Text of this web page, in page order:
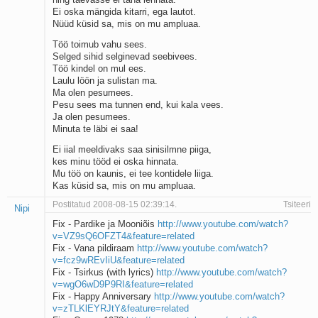
Kaks pihtimust
Ahtumine
Braueri lint
Ei oska mängida kitarri, ega lautot.
Nüüd küsid sa, mis on mu ampluaa.
Töö toimub vahu sees.
Selged sihid selginevad seebivees.
Töö kindel on mul ees.
Laulu löön ja sulistan ma.
Ma olen pesumees.
Pesu sees ma tunnen end, kui kala vees.
Ja olen pesumees.
Minuta te läbi ei saa!
Ei iial meeldivaks saa sinisilmne piiga,
kes minu tööd ei oska hinnata.
Mu töö on kaunis, ei tee kontidele liiga.
Kas küsid sa, mis on mu ampluaa.
Nipi Postitatud 2008-08-15 02:39:14. Tsiteeri
Fix - Pardike ja Mooniõis http://www.youtube.com/watch?
v=VZ9sQ6OFZT4&feature=related
Fix - Vana pildiraam http://www.youtube.com/watch?
v=fcz9wREvIiU&feature=related
Fix - Tsirkus (with lyrics) http://www.youtube.com/watch?
v=wgO6wD9P9RI&feature=related
Fix - Happy Anniversary http://www.youtube.com/watch?
v=zTLKlEYRJtY&feature=related